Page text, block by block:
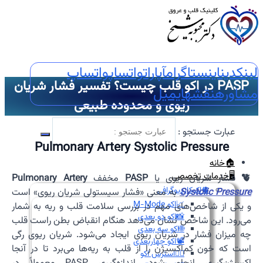
لینکدیناینستاگرامآپاراتواتساپواتساپ
مشاورهنقشهایمیل
عبارت جستجو :
🏠خانه
🖥️خدمات تخصصی
🫀اکوکاردیوگرافی
📈اکو M-Mode
📸اکو دو بعدی
🌐اکو سه بعدی
📽️اکو چهاربعدی
🏃‍♀️استرس اکو
PASP در اکو قلب چیست؟ تفسیر فشار شریان
ریوی و محدوده طبیعی
Pulmonary Artery Systolic Pressure
🫀 فشار شریان ریوی یا PASPمخففPulmonary Artery
Systolic Pressureبه معنی «فشار سیستولی شریان ریوی» است
و یکی از شاخص‌های مهم در بررسی سلامت قلب و ریه به شمار
می‌رود. این شاخص نشان می‌دهد هنگام انقباض بطن راست قلب
چه میزان فشار در شریان ریوی ایجاد می‌شود. شریان ریوی رگی
است که خون کم‌اکسیژن را از قلب به ریه‌ها می‌برد تا در آنجا